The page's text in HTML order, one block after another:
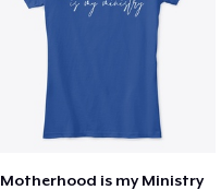
Motherhood is my Ministry